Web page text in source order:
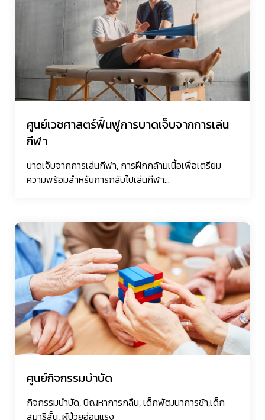
ศูนย์เวชศาสตร์ฟื้นฟูการบาดเจ็บจากการเล่น
กีฬา
บาดเจ็บจากการเล่นกีฬา, การฝึกกล้ามเนื้อเพื่อเตรียม
ความพร้อมสำหรับการกลับไปเล่นกีฬา...
ศูนย์กิจกรรมบำบัด
กิจกรรมบำบัด, ปัญหาการกลืน, เด็กพัฒนาการช้า,เด็ก
สมาธิสั้น, ผู้ป่วยอ่อนแรง